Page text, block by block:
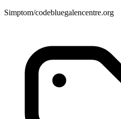
Simptom/codebluegalencentre.org